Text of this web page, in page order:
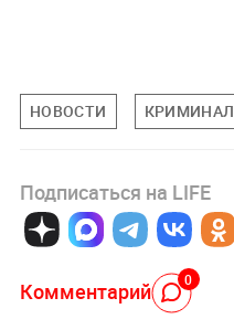
НОВОСТИ КРИМИНАЛ
Подписаться на LIFE
Комментарий 0